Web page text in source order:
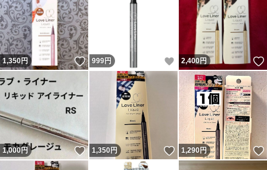
1,350円 いいね！
999円 いいね！
2,400円
1,000円 いいね！
1,350円 いいね！
1,290円